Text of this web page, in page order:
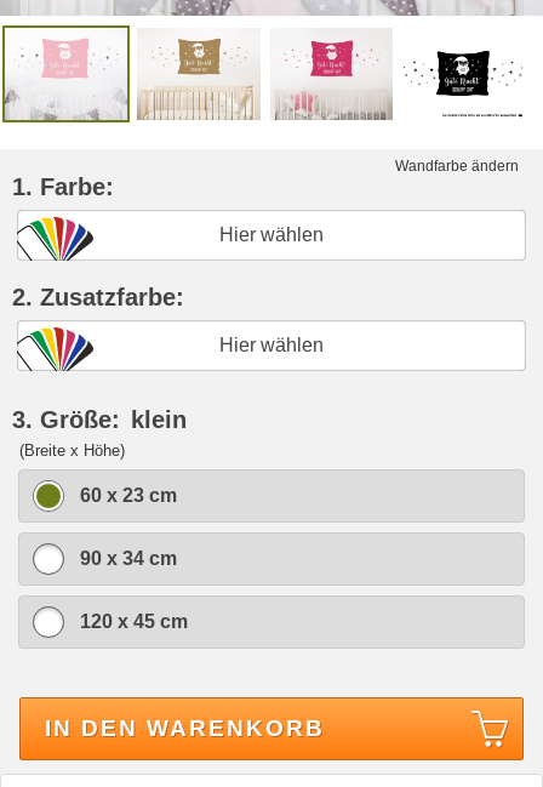
Wandfarbe ändern
1. Farbe:
Hier wählen
2. Zusatzfarbe:
Hier wählen
3. Größe: klein
(Breite x Höhe)
60 x 23 cm
90 x 34 cm
120 x 45 cm
IN DEN WARENKORB